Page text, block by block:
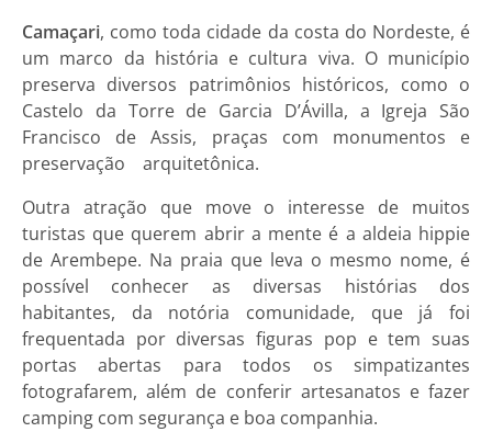
Camaçari, como toda cidade da costa do Nordeste, é
um marco da história e cultura viva. O município
preserva diversos patrimônios históricos, como o
Castelo da Torre de Garcia D’Ávilla, a Igreja São
Francisco de Assis, praças com monumentos e
preservação arquitetônica.
Outra atração que move o interesse de muitos
turistas que querem abrir a mente é a aldeia hippie
de Arembepe. Na praia que leva o mesmo nome, é
possível conhecer as diversas histórias dos
habitantes, da notória comunidade, que já foi
frequentada por diversas figuras pop e tem suas
portas abertas para todos os simpatizantes
fotografarem, além de conferir artesanatos e fazer
camping com segurança e boa companhia.